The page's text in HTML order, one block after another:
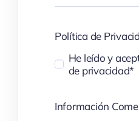
Política de
He leído y
de privacidad*
Información